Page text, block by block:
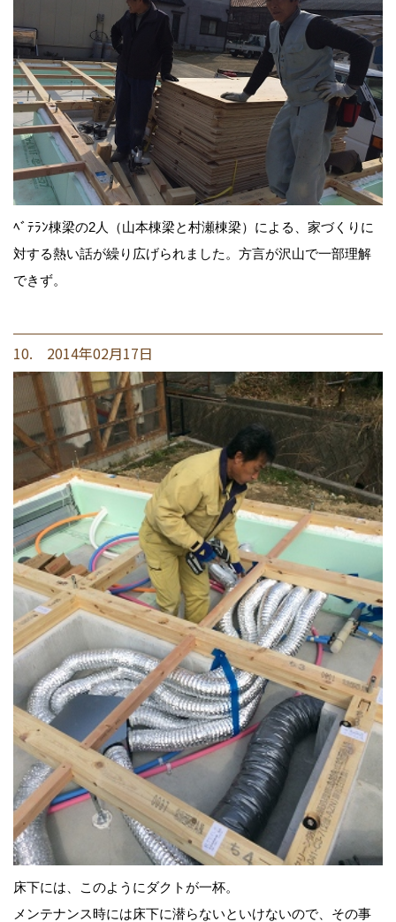
ﾍﾞﾃﾗﾝ棟梁の2人（山本棟梁と村瀬棟梁）による、家づくりに
対する熱い話が繰り広げられました。方言が沢山で一部理解
できず。
10. 2014年02月17日
床下には、このようにダクトが一杯。
メンテナンス時には床下に潜らないといけないので、その事